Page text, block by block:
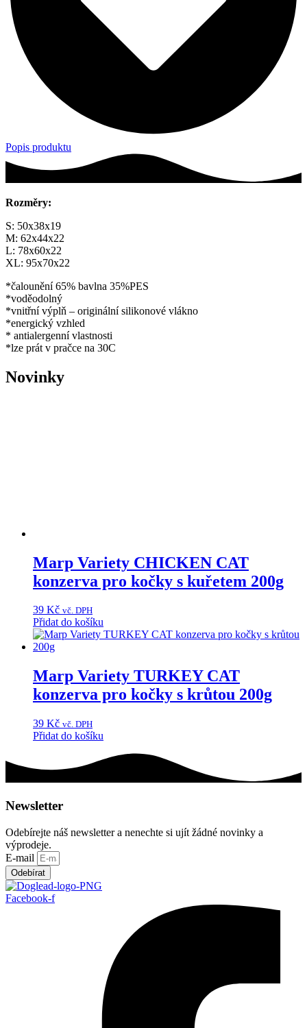
Popis produktu
Rozměry:
S: 50x38x19
M: 62x44x22
L: 78x60x22
XL: 95x70x22
*čalounění 65% bavlna 35%PES
*voděodolný
*vnitřní výplň – originální silikonové vlákno
*energický vzhled
* antialergenní vlastnosti
*lze prát v pračce na 30C
Novinky
Marp Variety CHICKEN CAT
konzerva pro kočky s kuřetem 200g
39 Kč vč. DPH
Přidat do košíku
Marp Variety TURKEY CAT
konzerva pro kočky s krůtou 200g
39 Kč vč. DPH
Přidat do košíku
Newsletter
Odebírejte náš newsletter a nenechte si ujít žádné novinky a
výprodeje.
E-mail
Odebírat
Facebook-f